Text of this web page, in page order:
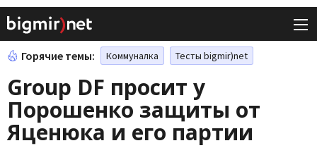
Горячие темы: Коммуналка Тесты bigmir)net
Group DF просит у
Порошенко защиты от
Яценюка и его партии